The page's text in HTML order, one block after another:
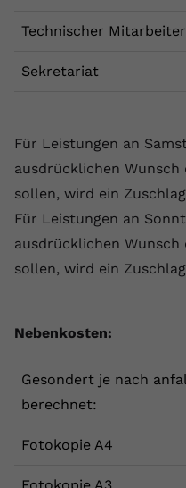
Technischer Mitarbeiter
Sekretariat
Für Leistungen an
ausdrücklichen Wunsch
sollen, wird ein
Für Leistungen an
ausdrücklichen Wunsch
sollen, wird ein
Nebenkosten:
Gesondert je nach
berechnet:
Fotokopie A4